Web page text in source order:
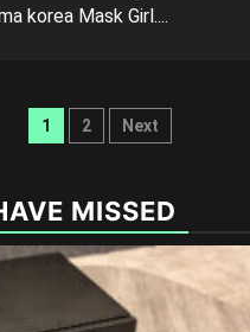
korea Mask Girl....
Posts
1 2 Next
MISSED